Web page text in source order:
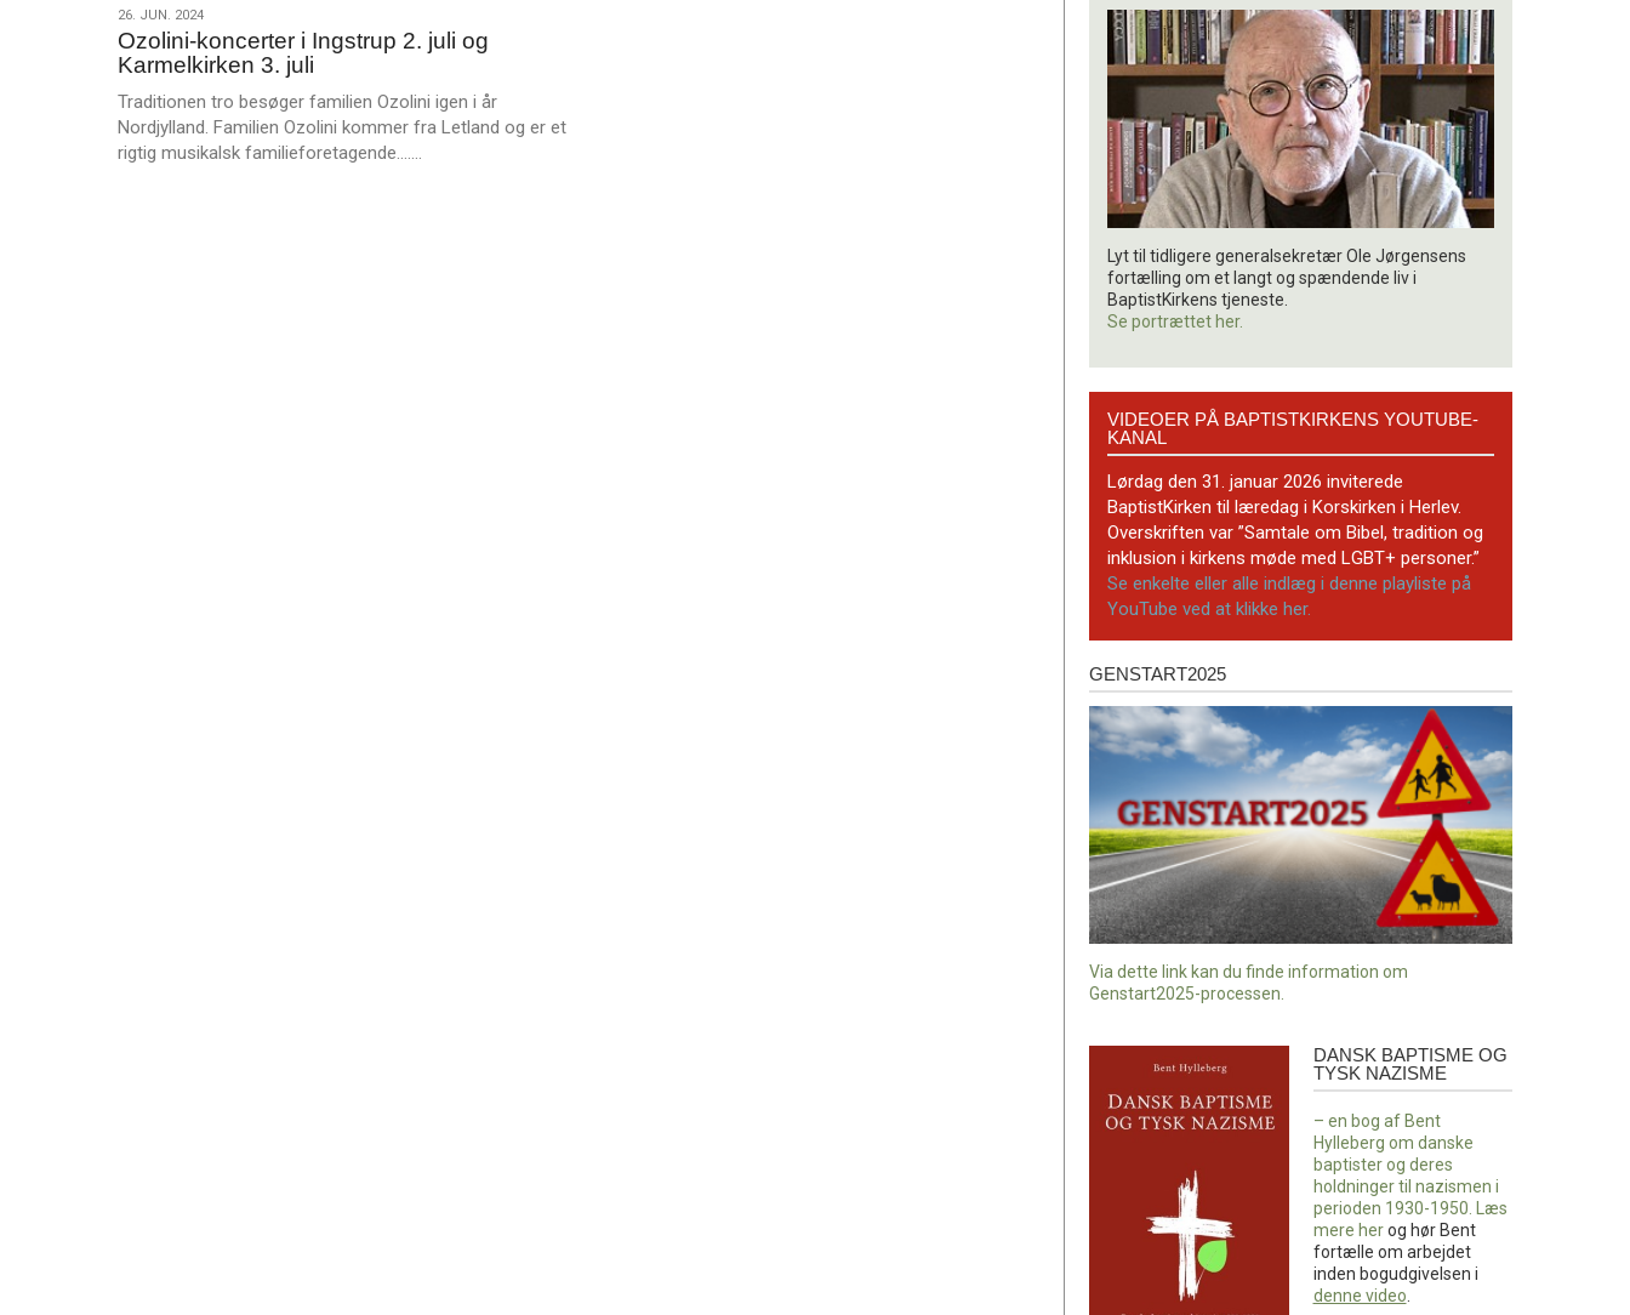
26.
jun.
2024
26. JUN. 2024
Ozolini-koncerter i Ingstrup 2. juli og
Karmelkirken 3. juli
Traditionen tro besøger familien Ozolini igen i år
Nordjylland. Familien Ozolini kommer fra Letland og er et
rigtig musikalsk familieforetagende.……
Lyt til tidligere generalsekretær Ole Jørgensens
fortælling om et langt og spændende liv i
BaptistKirkens tjeneste.
Se portrættet her.
BaptistKirkens
YouTube-
kanal
VIDEOER PÅ BAPTISTKIRKENS YOUTUBE-
KANAL
Lørdag den 31. januar 2026 inviterede
BaptistKirken til læredag i Korskirken i Herlev.
Overskriften var ”Samtale om Bibel, tradition og
inklusion i kirkens møde med LGBT+ personer.”
Se enkelte eller alle indlæg i denne playliste på
YouTube ved at klikke her.
Genstart2025
GENSTART2025
Via dette link kan du finde information om
Genstart2025-processen.
tysk
DANSK BAPTISME OG
TYSK NAZISME
– en bog af Bent
Hylleberg om danske
baptister og deres
holdninger til nazismen i
perioden 1930-1950. Læs
mere herog hør Bent
fortælle om arbejdet
inden bogudgivelsen i
denne video.